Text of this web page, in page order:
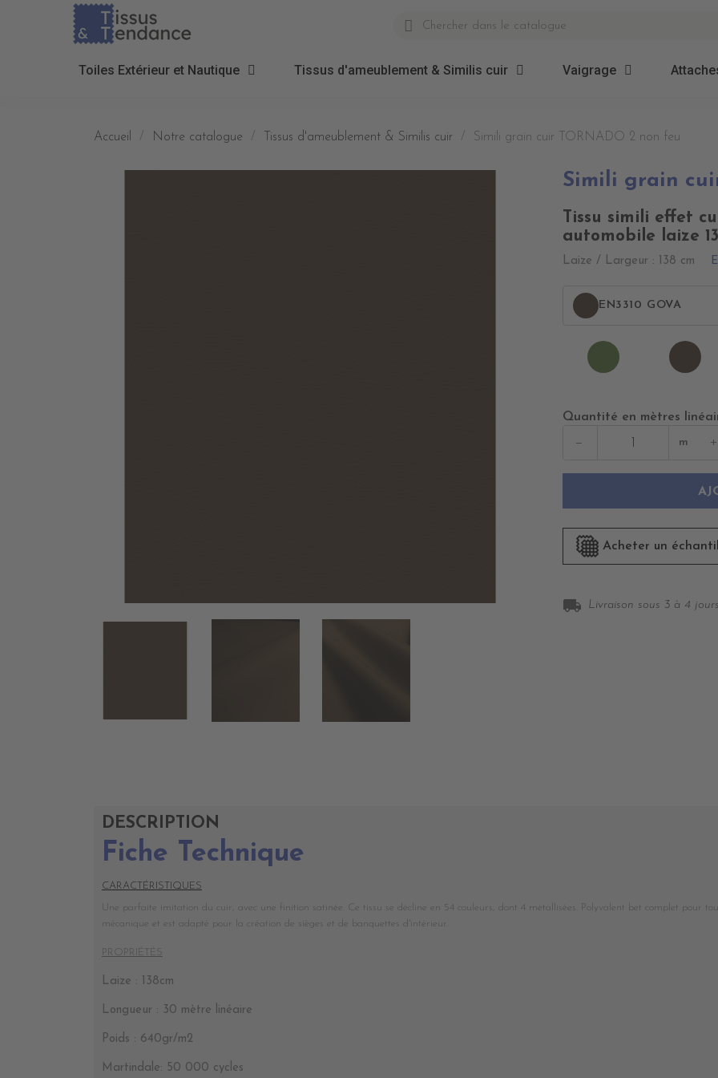
Toiles Extérieur et Nautique Tissus d'ameublement & Similis cuir Vaigrage
Accueil Notre catalogue Tissus d'ameublement & Similis cuir Simili grain cuir TORNADO 2 non feu
Simili grain
Tissu simili effet
automobile laize
Laize / Largeur : 138 cm
EN3310 GOVA
ALGREEN
Quantité en mètres
− m +
Acheter un
local_shipping Livraison sous 3 à 4
DESCRIPTION
Fiche Technique
CARACTÉRISTIQUES
Une parfaite imitation du cuir, avec une finition satinée. Ce tissu se décline en 54 couleurs, dont 4 métallisées. Polyvalent bet complet pour
mécanique et est adapté pour la création de sièges et de banquettes d'intérieur.
PROPRIÉTÉS
Laize : 138cm
Longueur : 30 mètre linéaire
Poids : 640gr/m2
Martindale: 50 000 cycles